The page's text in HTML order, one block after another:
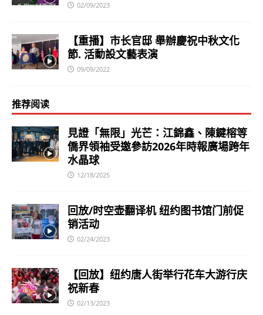
02/09/2023
【重播】市长官邸 舉辦慶祝中秋文化
節. 活動設文藝表演
09/09/2022
推荐阅读
見證「無限」光芒：江錦鑫、陳鍵榕等
僑界領袖受邀參訪2026年時報廣場跨年
水晶球
12/18/2025
回放/时空壶翻译机 纽约图书馆门前促
销活动
02/24/2023
【回放】纽约唐人街举行花车大游行庆
祝新春
02/13/2023